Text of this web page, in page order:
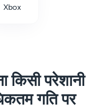
Xbox
किसी परेशानी
गति पर